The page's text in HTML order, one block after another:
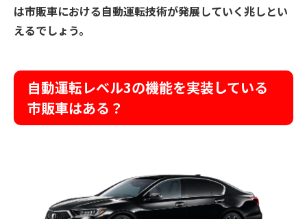
は市販車における自動運転技術が発展していく兆しとい
えるでしょう。
自動運転レベル3の機能を実装している
市販車はある？